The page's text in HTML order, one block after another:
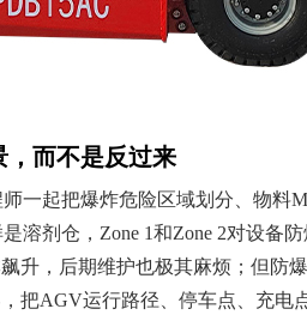
，而不是反过来
一起把爆炸危险区域划分、物料
溶剂仓，Zone 1和Zone 2对设备
升，后期维护也极其麻烦；但防
把AGV运行路径、停车点、充